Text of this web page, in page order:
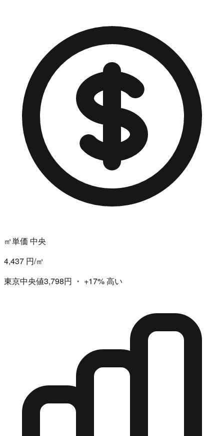
㎡単価 中央
4,437 円/㎡
東京中央値3,798円 ・ +17%高い